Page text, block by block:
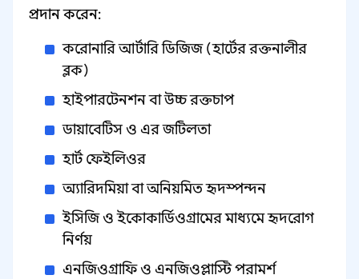
প্রদান করেন:
করোনারি আর্টারি ডিজিজ (হার্টের রক্তনালীর
ব্লক)
হাইপারটেনশন বা উচ্চ রক্তচাপ
ডায়াবেটিস ও এর জটিলতা
হার্ট ফেইলিওর
অ্যারিদমিয়া বা অনিয়মিত হৃদস্পন্দন
ইসিজি ও ইকোকার্ডিওগ্রামের মাধ্যমে হৃদরোগ
নির্ণয়
এনজিওগ্রাফি ও এনজিওপ্লাস্টি পরামর্শ